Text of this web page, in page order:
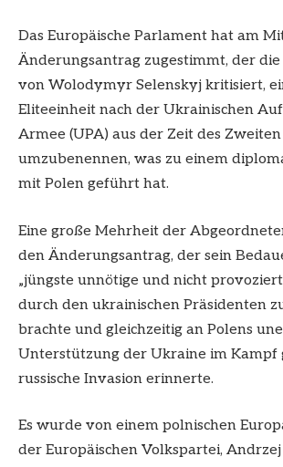
Das Europäische Parlament hat am
Änderungsantrag zugestimmt, der die
von Wolodymyr Selenskyj kritisiert,
Eliteeinheit nach der Ukrainischen
Armee (UPA) aus der Zeit des
umzubenennen, was zu einem
mit Polen geführt hat.
Eine große Mehrheit der
den Änderungsantrag, der sein
„jüngste unnötige und nicht
durch den ukrainischen Präsidenten
brachte und gleichzeitig an Polens
Unterstützung der Ukraine im Kampf
russische Invasion erinnerte.
Es wurde von einem polnischen
der Europäischen Volkspartei,